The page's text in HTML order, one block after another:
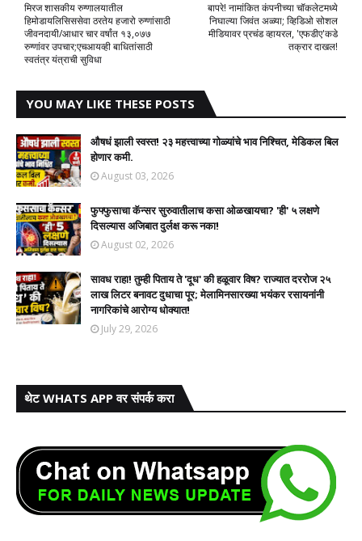
बापरे! नामांकित कंपनीच्या चॉकलेटमध्ये
निघाल्या जिवंत अळ्या; व्हिडिओ सोशल
मीडियावर प्रचंड व्हायरल, 'एफडीए'कडे
तक्रार दाखल!
मिरज शासकीय रुग्णालयातील
हिमोडायलिसिससेवा ठरतेय हजारो रुग्णांसाठी
जीवनदायी/आधार चार वर्षांत १३,०७७
रुग्णांवर उपचार;एचआयव्ही बाधितांसाठी
स्वतंत्र यंत्राची सुविधा
YOU MAY LIKE THESE POSTS
औषधं झाली स्वस्त! २३ महत्त्वाच्या गोळ्यांचे भाव निश्चित, मेडिकल बिल
होणार कमी.
August 03, 2026
फुफ्फुसाचा कॅन्सर सुरुवातीलाच कसा ओळखायचा? 'ही' ५ लक्षणे
दिसल्यास अजिबात दुर्लक्ष करू नका!
August 02, 2026
सावध राहा! तुम्ही पिताय ते 'दूध' की हळूवार विष? राज्यात दररोज २५
लाख लिटर बनावट दुधाचा पूर; मेलामिनसारख्या भयंकर रसायनांनी
नागरिकांचे आरोग्य धोक्यात!​
July 29, 2026
थेट WHATS APP वर संपर्क करा